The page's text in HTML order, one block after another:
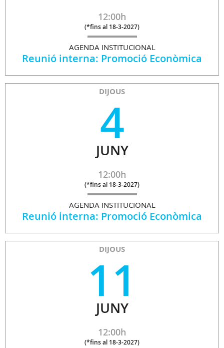
12:00h
(*fins al 18-3-2027)
AGENDA INSTITUCIONAL
Reunió interna: Promoció Econòmica
DIJOUS
4
JUNY
12:00h
(*fins al 18-3-2027)
AGENDA INSTITUCIONAL
Reunió interna: Promoció Econòmica
DIJOUS
11
JUNY
12:00h
(*fins al 18-3-2027)